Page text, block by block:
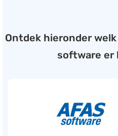
Ontdek hieronder
software er